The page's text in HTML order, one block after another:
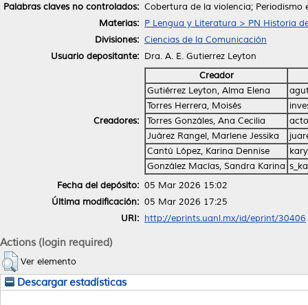
Palabras claves no controlados: Cobertura de la violencia;
Materias: P Lengua y Literatura > PN Historia
Divisiones: Ciencias de la Comunicación
Usuario depositante: Dra. A. E. Gutierrez Leyton
Creadores:
Creador
Gutiérrez Leyton, Alma Elena
Torres Herrera, Moisés
Torres Gonzáles, Ana Cecilia
Juárez Rangel, Marlene Jessika
Cantú López, Karina Dennise
González Macías, Sandra Karina
Fecha del depósito: 05 Mar 2026 15:02
Última modificación: 05 Mar 2026 17:25
URI: http://eprints.uanl.mx/id/eprint/30406
Actions (login required)
Ver elemento
Descargar estadísticas